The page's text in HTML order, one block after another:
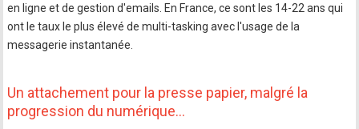
en ligne et de gestion d'emails. En France, ce sont les 14-22 ans qui
ont le taux le plus élevé de multi-tasking avec l'usage de la
messagerie instantanée.
Un attachement pour la presse papier, malgré la
progression du numérique…